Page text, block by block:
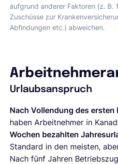
aufgrund anderer Faktoren (z. B.
Zuschüsse zur
Abfindungen etc.) abweichen.
Urlaubsanspruch
Nach Vollendung des
haben Arbeitnehmer in
Wochen bezahlten
Standard in den meisten,
Nach fünf Jahren